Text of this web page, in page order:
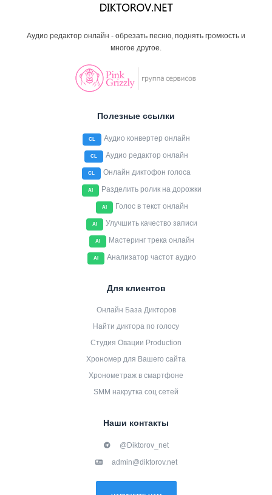
Аудио редактор онлайн - обрезать песню, поднять громкость и
многое другое.
Полезные ссылки
CL Аудио конвертер онлайн
CL Аудио редактор онлайн
CL Онлайн диктофон голоса
AI Разделить ролик на дорожки
AI Голос в текст онлайн
AI Улучшить качество записи
AI Мастеринг трека онлайн
AI Анализатор частот аудио
Для клиентов
Онлайн База Дикторов
Найти диктора по голосу
Студия Овации Production
Хрономер для Вашего сайта
Хронометраж в смартфоне
SMM накрутка соц сетей
Наши контакты
@Diktorov_net
admin@diktorov.net